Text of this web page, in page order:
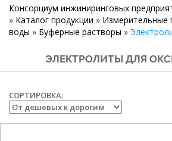
Консорциум инжиниринговых
» Каталог продукции » Измерительные
воды » Буферные растворы »
ЭЛЕКТРОЛИТЫ ДЛЯ
СОРТИРОВКА: